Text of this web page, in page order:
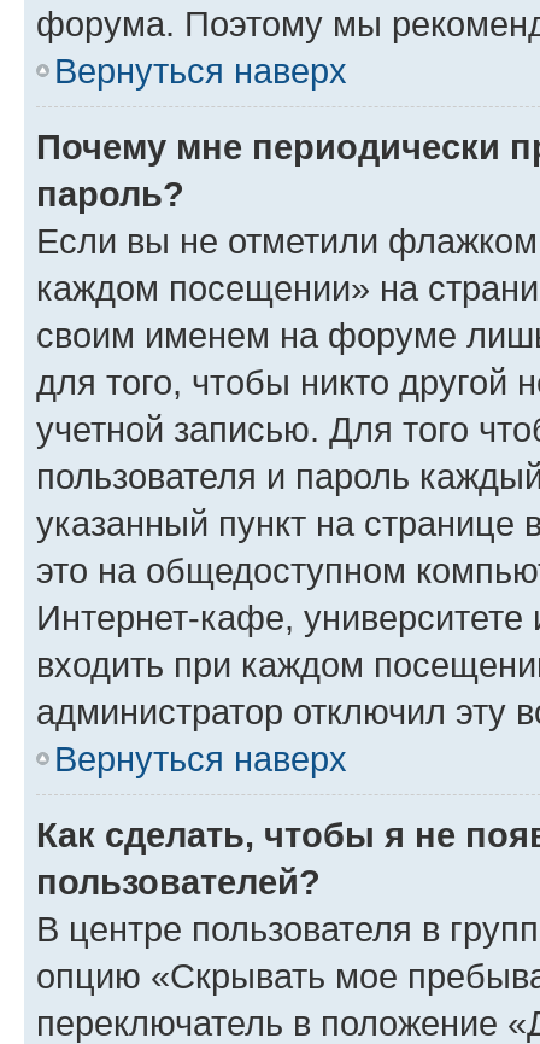
форума. Поэтому мы
Вернуться наверх
Почему мне периодически
пароль?
Если вы не отметили флажком
каждом посещении» на
своим именем на форуме
для того, чтобы никто другой
учетной записью. Для того
пользователя и пароль
указанный пункт на
это на общедоступном
Интернет-кафе, университете
входить при каждом
администратор отключил эту
Вернуться наверх
Как сделать, чтобы я не
пользователей?
В центре пользователя в
опцию «Скрывать мое
переключатель в положение